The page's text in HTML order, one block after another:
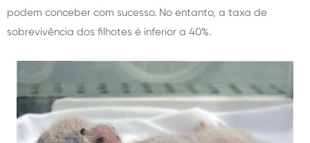
podem conceber com sucesso. No entanto, a taxa de
sobrevivência dos filhotes é inferior a 40%.